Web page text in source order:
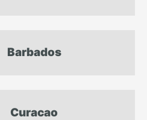
Barbados
Curacao